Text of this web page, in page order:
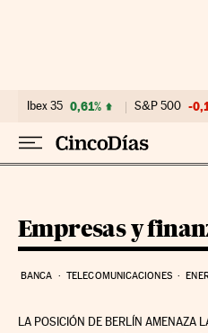
Ibex 35 0,61% S&P 500 -
Empresas y
BANCA TELECOMUNICACIONES
LA POSICIÓN DE BERLÍN AMENAZA